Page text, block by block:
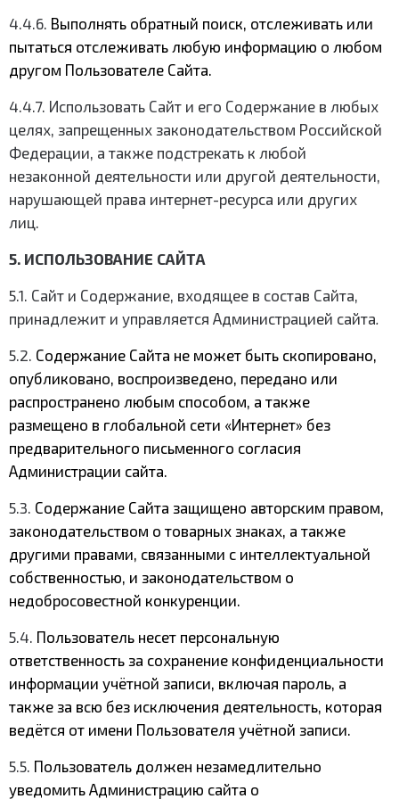
4.4.6. Выполнять обратный поиск, отслеживать или
пытаться отслеживать любую информацию о любом
другом Пользователе Сайта.
4.4.7. Использовать Сайт и его Содержание в любых
целях, запрещенных законодательством Российской
Федерации, а также подстрекать к любой
незаконной деятельности или другой деятельности,
нарушающей права интернет-ресурса или других
лиц.
5. ИСПОЛЬЗОВАНИЕ САЙТА
5.1. Сайт и Содержание, входящее в состав Сайта,
принадлежит и управляется Администрацией сайта.
5.2. Содержание Сайта не может быть скопировано,
опубликовано, воспроизведено, передано или
распространено любым способом, а также
размещено в глобальной сети «Интернет» без
предварительного письменного согласия
Администрации сайта.
5.3. Содержание Сайта защищено авторским правом,
законодательством о товарных знаках, а также
другими правами, связанными с интеллектуальной
собственностью, и законодательством о
недобросовестной конкуренции.
5.4. Пользователь несет персональную
ответственность за сохранение конфиденциальности
информации учётной записи, включая пароль, а
также за всю без исключения деятельность, которая
ведётся от имени Пользователя учётной записи.
5.5. Пользователь должен незамедлительно
уведомить Администрацию сайта о